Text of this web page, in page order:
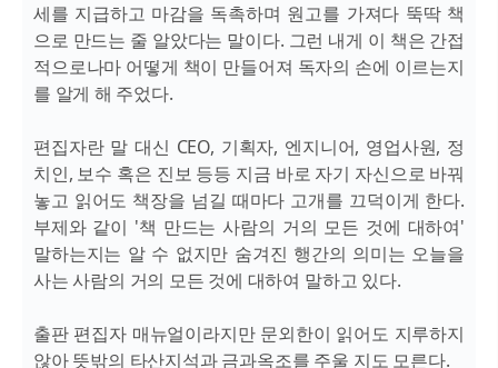
세를 지급하고 마감을 독촉하며 원고를 가져다 뚝딱 책
으로 만드는 줄 알았다는 말이다. 그런 내게 이 책은 간접
적으로나마 어떻게 책이 만들어져 독자의 손에 이르는지
를 알게 해 주었다.
편집자란 말 대신 CEO, 기획자, 엔지니어, 영업사원, 정
치인, 보수 혹은 진보 등등 지금 바로 자기 자신으로 바꿔
놓고 읽어도 책장을 넘길 때마다 고개를 끄덕이게 한다.
부제와 같이 '책 만드는 사람의 거의 모든 것에 대하여'
말하는지는 알 수 없지만 숨겨진 행간의 의미는 오늘을
사는 사람의 거의 모든 것에 대하여 말하고 있다.
출판 편집자 매뉴얼이라지만 문외한이 읽어도 지루하지
않아 뜻밖의 타산지석과 금과옥조를 주울 지도 모른다.